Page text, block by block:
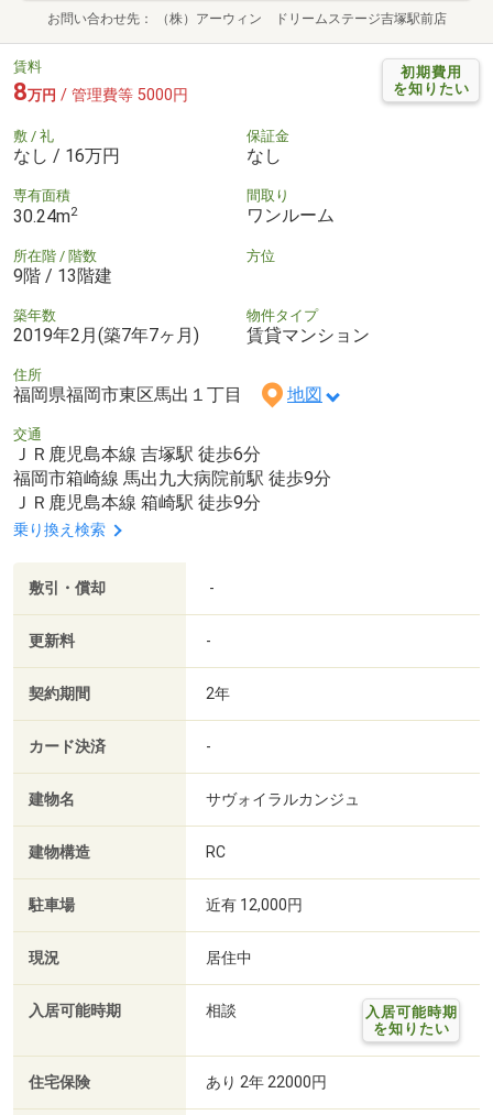
お問い合わせ先 （株）アーウィン ドリームステージ吉塚駅前店
初期費用
を知りたい
賃料
8万円 / 管理費等 5000円
敷 / 礼
なし / 16万円
保証金
なし
専有面積
30.24m2
間取り
ワンルーム
所在階 / 階数
9階 / 13階建
方位
築年数
2019年2月(築7年7ヶ月)
物件タイプ
賃貸マンション
住所
福岡県福岡市東区馬出１丁目 地図
交通
ＪＲ鹿児島本線 吉塚駅 徒歩6分
福岡市箱崎線 馬出九大病院前駅 徒歩9分
ＪＲ鹿児島本線 箱崎駅 徒歩9分
乗り換え検索
敷引・償却 -
更新料 -
契約期間 2年
カード決済 -
建物名 サヴォイラルカンジュ
建物構造 RC
駐車場 近有 12,000円
現況 居住中
入居可能時期 相談
入居可能時期
を知りたい
住宅保険 あり 2年 22000円